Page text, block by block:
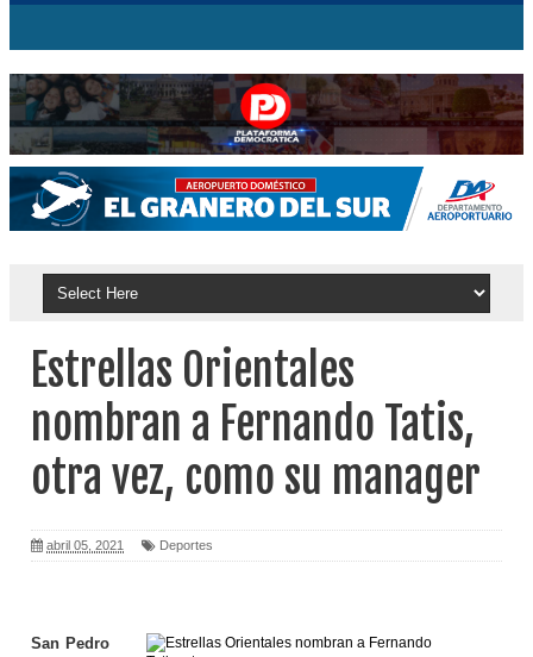
Estrellas Orientales
nombran a Fernando Tatis,
otra vez, como su manager
abril 05, 2021 Deportes
San Pedro